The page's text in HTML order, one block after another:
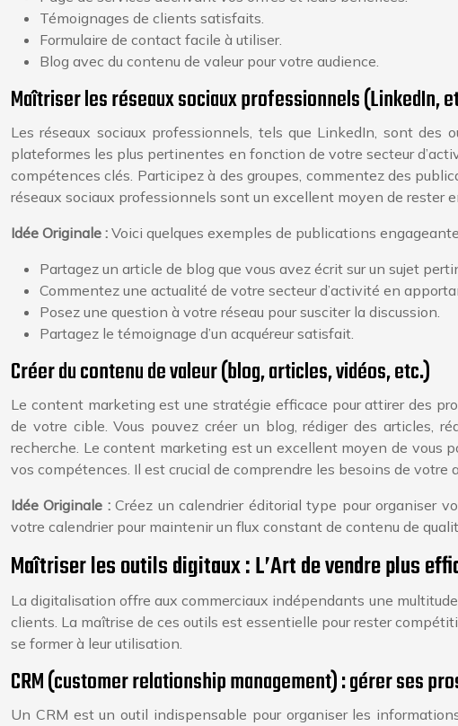
Témoignages de clients satisfaits.
Formulaire de contact facile à utiliser.
Blog avec du contenu de valeur pour votre audience.
Maîtriser les réseaux sociaux professionnels (LinkedIn,
Les réseaux sociaux professionnels, tels que LinkedIn, sont
plateformes les plus pertinentes en fonction de votre secteur
compétences clés. Participez à des groupes, commentez des
réseaux sociaux professionnels sont un excellent moyen de rester
Idée Originale : Voici quelques exemples de publications
Partagez un article de blog que vous avez écrit sur un sujet
Commentez une actualité de votre secteur d’activité en
Posez une question à votre réseau pour susciter la discussion.
Partagez le témoignage d’un acquéreur satisfait.
Créer du contenu de valeur (blog, articles, vidéos, etc.)
Le content marketing est une stratégie efficace pour attirer des
de votre cible. Vous pouvez créer un blog, rédiger des articles,
recherche. Le content marketing est un excellent moyen de vous
vos compétences. Il est crucial de comprendre les besoins de
Idée Originale :Créez un calendrier éditorial type pour organiser
votre calendrier pour maintenir un flux constant de contenu de
Maîtriser les outils digitaux : L’Art de vendre plus
La digitalisation offre aux commerciaux indépendants une
clients. La maîtrise de ces outils est essentielle pour rester
se former à leur utilisation.
CRM (customer relationship management) : gérer ses
Un CRM est un outil indispensable pour organiser les